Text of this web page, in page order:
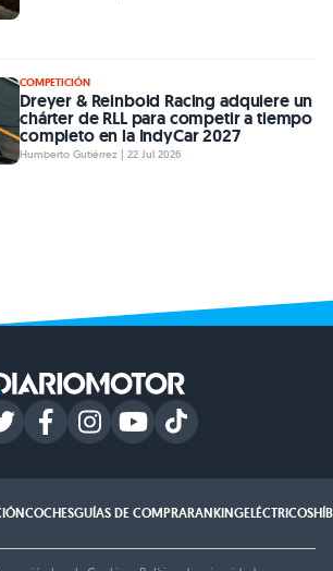
COMPETICIÓN
Dreyer & Reinbold Racing adquiere un
chárter de RLL para competir a tiempo
completo en la IndyCar 2027
Humberto Gutiérrez | 22 Jul 2026
COCHESGUÍAS DE COMPRARANKINGELÉCTRICOS